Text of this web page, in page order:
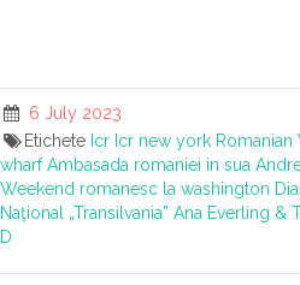
6 July 2023
Etichete Icr Icr new york
wharf Ambasada romaniei in sua
Weekend romanesc la washington
Naţional „Transilvania” Ana Everling &
D